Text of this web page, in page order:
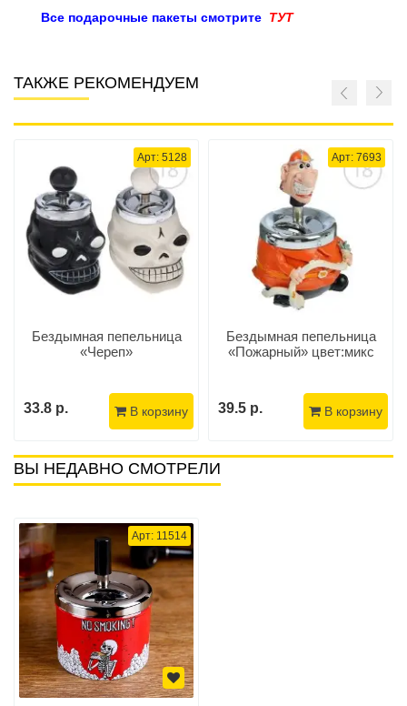
Все подарочные пакеты смотрите ТУТ
ТАКЖЕ РЕКОМЕНДУЕМ
Арт: 5128
Бездымная пепельница
«Череп»
33.8 р. В корзину
Арт: 7693
Бездымная пепельница
«Пожарный» цвет:микс
39.5 р. В корзину
ВЫ НЕДАВНО СМОТРЕЛИ
Арт: 11514